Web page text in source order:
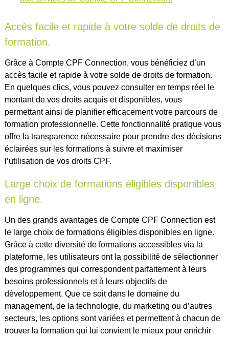
Accès facile et rapide à votre solde de droits de
formation.
Grâce à Compte CPF Connection, vous bénéficiez d’un
accès facile et rapide à votre solde de droits de formation.
En quelques clics, vous pouvez consulter en temps réel le
montant de vos droits acquis et disponibles, vous
permettant ainsi de planifier efficacement votre parcours de
formation professionnelle. Cette fonctionnalité pratique vous
offre la transparence nécessaire pour prendre des décisions
éclairées sur les formations à suivre et maximiser
l’utilisation de vos droits CPF.
Large choix de formations éligibles disponibles
en ligne.
Un des grands avantages de Compte CPF Connection est
le large choix de formations éligibles disponibles en ligne.
Grâce à cette diversité de formations accessibles via la
plateforme, les utilisateurs ont la possibilité de sélectionner
des programmes qui correspondent parfaitement à leurs
besoins professionnels et à leurs objectifs de
développement. Que ce soit dans le domaine du
management, de la technologie, du marketing ou d’autres
secteurs, les options sont variées et permettent à chacun de
trouver la formation qui lui convient le mieux pour enrichir